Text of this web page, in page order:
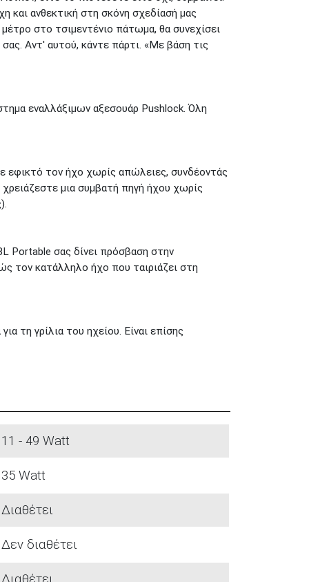
και ανθεκτική στη σκόνη σχεδίασή μας
στο τσιμεντένιο πάτωμα, θα συνεχίσει
Αντ' αυτού, κάντε πάρτι. «Με βάση τις
εναλλάξιμων αξεσουάρ Pushlock. Όλη
εφικτό τον ήχο χωρίς απώλειες, συνδέοντάς
μια συμβατή πηγή ήχου χωρίς
Portable σας δίνει πρόσβαση στην
τον κατάλληλο ήχο που ταιριάζει στη
τη γρίλια του ηχείου. Είναι επίσης
11 - 49 Watt
35 Watt
Διαθέτει
Δεν διαθέτει